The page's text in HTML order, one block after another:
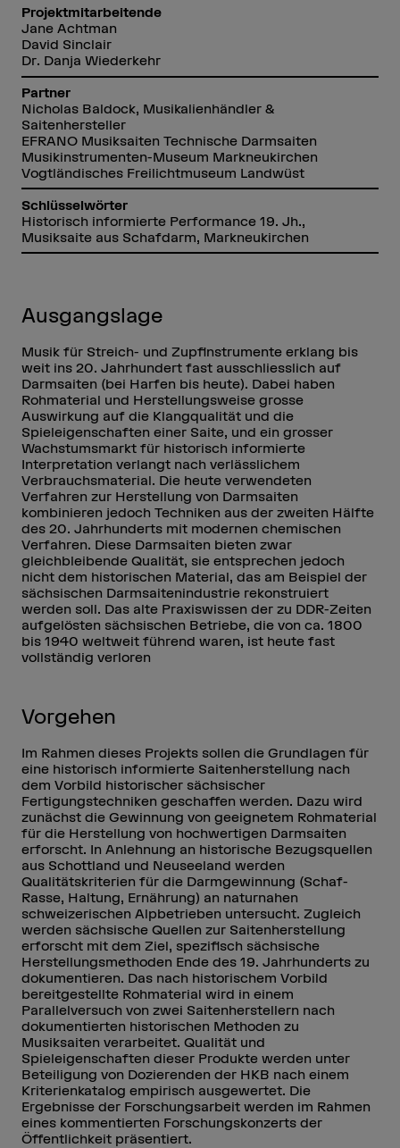
Projektmitarbeitende
Jane Achtman
David Sinclair
Dr. Danja Wiederkehr
Partner
Nicholas Baldock, Musikalienhändler &
Saitenhersteller
EFRANO Musiksaiten Technische Darmsaiten
Musikinstrumenten-Museum Markneukirchen
Vogtländisches Freilichtmuseum Landwüst
Schlüsselwörter
Historisch informierte Performance 19. Jh.,
Musiksaite aus Schafdarm, Markneukirchen
Ausgangslage
Musik für Streich- und Zupfinstrumente erklang bis
weit ins 20. Jahrhundert fast ausschliesslich auf
Darmsaiten (bei Harfen bis heute). Dabei haben
Rohmaterial und Herstellungsweise grosse
Auswirkung auf die Klangqualität und die
Spieleigenschaften einer Saite, und ein grosser
Wachstumsmarkt für historisch informierte
Interpretation verlangt nach verlässlichem
Verbrauchsmaterial. Die heute verwendeten
Verfahren zur Herstellung von Darmsaiten
kombinieren jedoch Techniken aus der zweiten Hälfte
des 20. Jahrhunderts mit modernen chemischen
Verfahren. Diese Darmsaiten bieten zwar
gleichbleibende Qualität, sie entsprechen jedoch
nicht dem historischen Material, das am Beispiel der
sächsischen Darmsaitenindustrie rekonstruiert
werden soll. Das alte Praxiswissen der zu DDR-Zeiten
aufgelösten sächsischen Betriebe, die von ca. 1800
bis 1940 weltweit führend waren, ist heute fast
vollständig verloren
Vorgehen
Im Rahmen dieses Projekts sollen die Grundlagen für
eine historisch informierte Saitenherstellung nach
dem Vorbild historischer sächsischer
Fertigungstechniken geschaffen werden. Dazu wird
zunächst die Gewinnung von geeignetem Rohmaterial
für die Herstellung von hochwertigen Darmsaiten
erforscht. In Anlehnung an historische Bezugsquellen
aus Schottland und Neuseeland werden
Qualitätskriterien für die Darmgewinnung (Schaf-
Rasse, Haltung, Ernährung) an naturnahen
schweizerischen Alpbetrieben untersucht. Zugleich
werden sächsische Quellen zur Saitenherstellung
erforscht mit dem Ziel, spezifisch sächsische
Herstellungsmethoden Ende des 19. Jahrhunderts zu
dokumentieren. Das nach historischem Vorbild
bereitgestellte Rohmaterial wird in einem
Parallelversuch von zwei Saitenherstellern nach
dokumentierten historischen Methoden zu
Musiksaiten verarbeitet. Qualität und
Spieleigenschaften dieser Produkte werden unter
Beteiligung von Dozierenden der HKB nach einem
Kriterienkatalog empirisch ausgewertet. Die
Ergebnisse der Forschungsarbeit werden im Rahmen
eines kommentierten Forschungskonzerts der
Öffentlichkeit präsentiert.